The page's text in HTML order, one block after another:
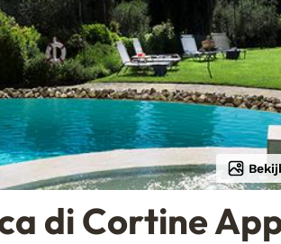
di Cortine